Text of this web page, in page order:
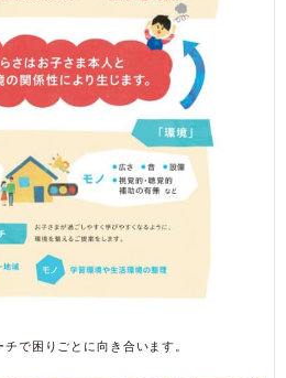
で困りごとに向き合います。